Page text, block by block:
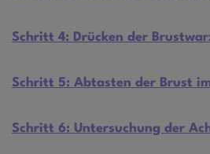
Schritt 4: Drücken der
Schritt 5: Abtasten der Brust
Schritt 6: Untersuchung der